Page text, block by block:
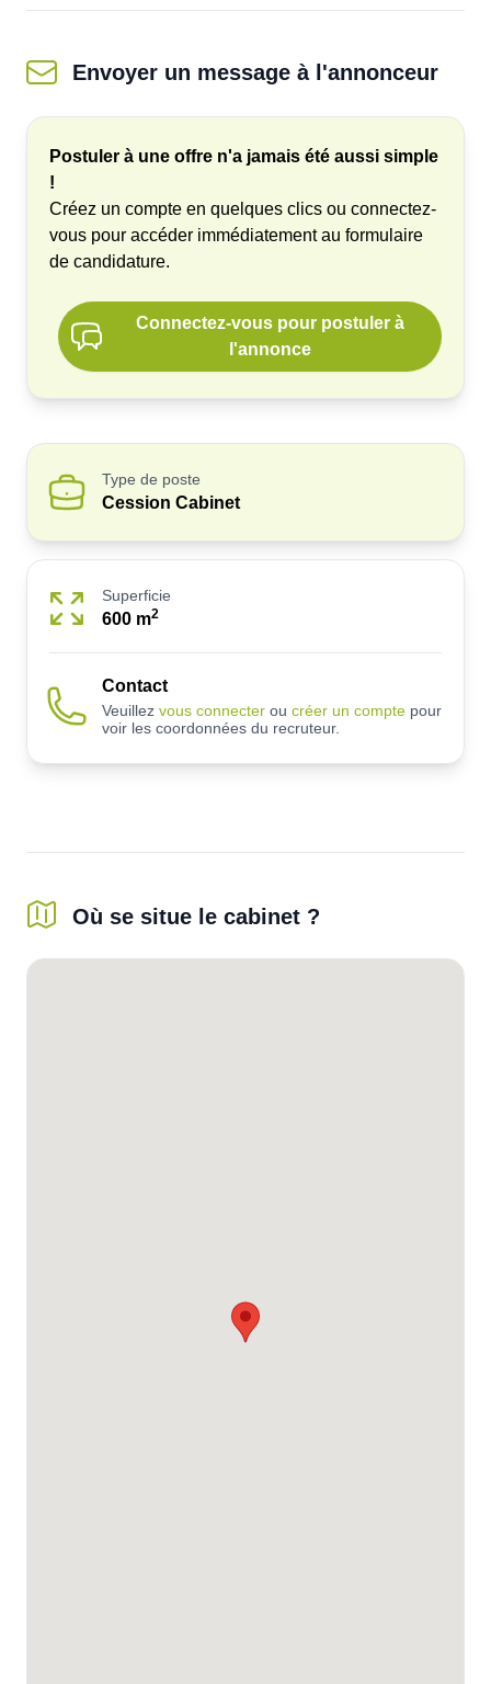
Envoyer un message à l'annonceur
Postuler à une offre n'a jamais été aussi simple
!
Créez un compte en quelques clics ou connectez-
vous pour accéder immédiatement au formulaire
de candidature.
Connectez-vous pour postuler à
l'annonce
Type de poste
Cession Cabinet
Superficie
600 m2
Contact
Veuillez vous connecter ou créer un compte pour
voir les coordonnées du recruteur.
Où se situe le cabinet ?